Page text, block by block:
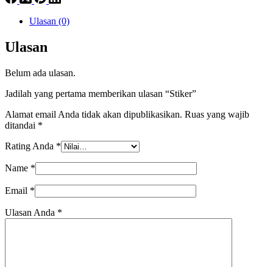
Ulasan (0)
Ulasan
Belum ada ulasan.
Jadilah yang pertama memberikan ulasan “Stiker”
Alamat email Anda tidak akan dipublikasikan. Ruas yang wajib
ditandai *
Rating Anda *
Name *
Email *
Ulasan Anda *